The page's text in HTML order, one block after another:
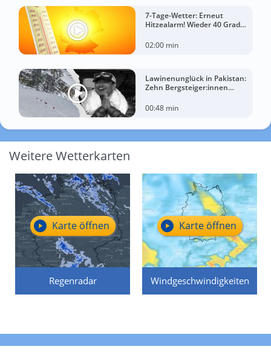
7-Tage-Wetter: Erneut
Hitzealarm! Wieder 40 Grad
02:00 min
Lawinenunglück in Pakistan:
Zehn Bergsteiger:innen
00:48 min
Weitere Wetterkarten
Regenradar
Karte öffnen
Windgeschwindigkeiten
Karte öffnen